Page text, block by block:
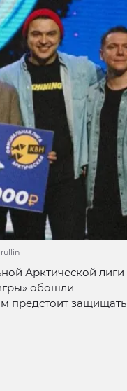
Арктической лиги
обошли
предстоит защищать